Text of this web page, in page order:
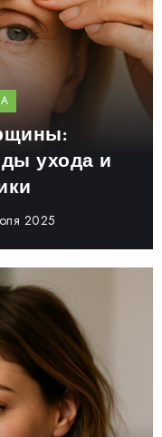
ухода и
2025